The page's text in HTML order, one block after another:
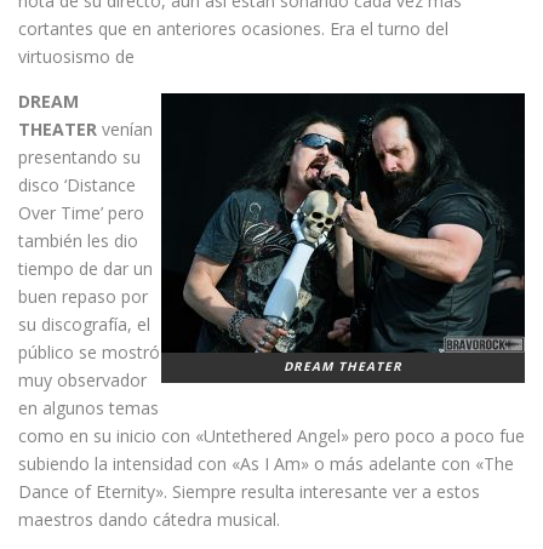
cortantes que en anteriores ocasiones. Era el turno del
virtuosismo de
DREAM THEATER
DREAM
THEATER venían
presentando su
disco ‘Distance
Over Time’ pero
también les dio
tiempo de dar un
buen repaso por
su discografía, el
público se mostró
muy observador
en algunos temas
como en su inicio con «Untethered Angel» pero poco a poco fue
subiendo la intensidad con «As I Am» o más adelante con «The
Dance of Eternity». Siempre resulta interesante ver a estos
maestros dando cátedra musical.